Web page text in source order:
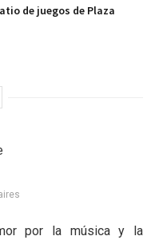
de juegos de Plaza
por la música y la